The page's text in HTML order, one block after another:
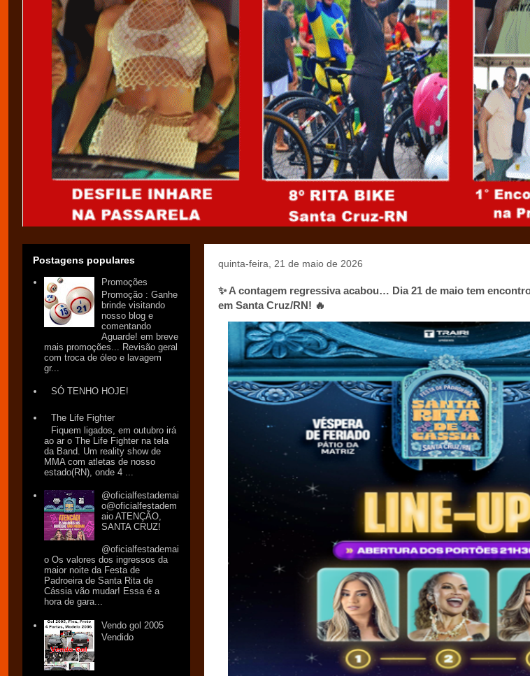
quinta-feira, 21 de maio de 2026
✨ A contagem regressiva acabou… Dia 21 de maio tem
em Santa Cruz/RN! 🔥
Postagens populares
Promoções
Promoção : Ganhe
brinde visitando
nosso blog e
comentando
Aguarde! em breve
mais promoções... Revisão geral
com troca de óleo e lavagem
gr...
SÓ TENHO HOJE!
The Life Fighter
Fiquem ligados, em outubro irá
ao ar o The Life Fighter na tela
da Band. Um reality show de
MMA com atletas de nosso
estado(RN), onde 4 ...
@oficialfestademai
o@oficialfestadem
aio ATENÇÃO,
SANTA CRUZ!
@oficialfestademai
o Os valores dos ingressos da
maior noite da Festa de
Padroeira de Santa Rita de
Cássia vão mudar! Essa é a
hora de gara...
Vendo gol 2005
Vendido